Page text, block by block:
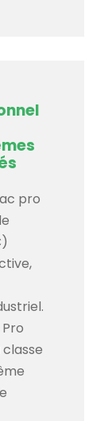
pro